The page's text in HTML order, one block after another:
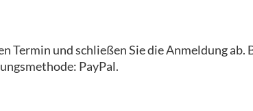
Termin und schließen Sie die Anmeldung
PayPal.